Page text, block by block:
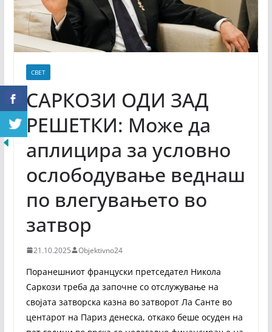
СВЕТ
САРКОЗИ ОДИ ЗАД
РЕШЕТКИ: Може да
аплицира за условно
ослободување веднаш
по влегувањето во
затвор
21.10.2025 Objektivno24
Поранешниот француски претседател Никола
Саркози треба да започне со отслужување на
својата затворска казна во затворот Ла Санте во
центарот на Париз денеска, откако беше осуден на